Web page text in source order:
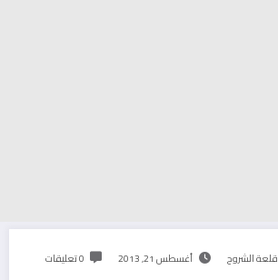
قلعة الشروح أغسطس 21, 2013 0 تعليقات